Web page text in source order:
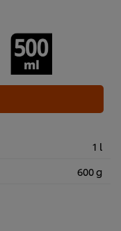
1 l
600 g